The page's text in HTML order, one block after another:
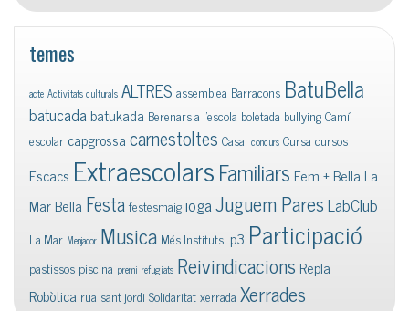
temes
acte Activitats culturals ALTRES assemblea Barracons BatuBella
batucadabatukada Berenars a l'escola boletada bullyingCamí
escolar capgrossacarnestoltes Casal concurs Cursa cursos
Escacs ExtraescolarsFamiliars Fem + Bella La
Mar Bella FestafestesmaigiogaJuguem ParesLabClub
La Mar Menjador Musica Més Instituts! p3 Participació
pastissos piscina premi refugiats Reivindicacions Repla
Robòtica rua sant jordi Solidaritatxerrada Xerrades